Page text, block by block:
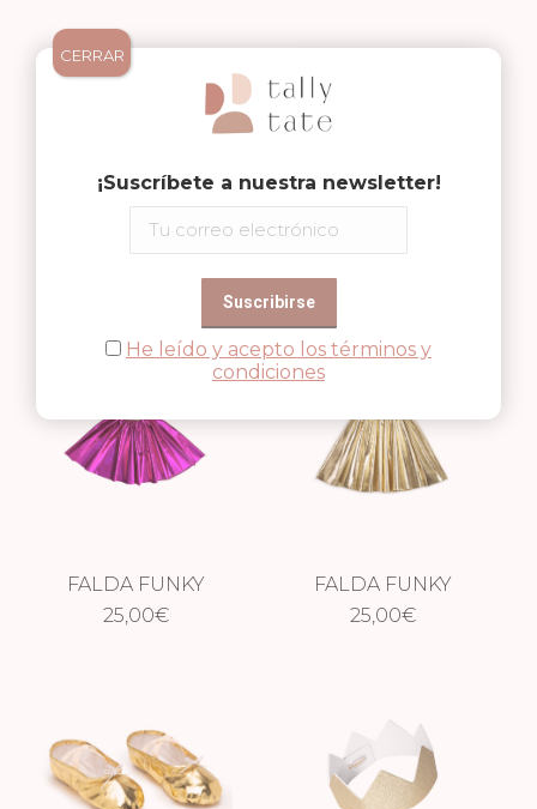
FALDA FLORES
FALDA
FALDA FUNKY
ROSA
25,00€
FALDA FUNKY
DORADA
25,00€
¡Suscríbete a nuestra newsletter!
He leído y acepto los términos y
condiciones
CERRAR